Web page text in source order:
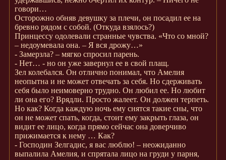
говори…
Осторожно обняв девушку за плечи, он посадил ее на
бревно рядом с собой. (Откуда взялось?)
Принцессу одолевали странные чувства. «Что со мной?
– недоумевала она. – Я вся дрожу…»
- Замерзла? – мягко спросил парень.
- Нет… - но он уже завернул ее в свой плащ.
Зел колебался. Он отлично понимал, что Амелия
неопытна и не может отвечать за себя. Но сдерживать
себя было неимоверно трудно. Он любил ее. Но любит
ли она его? Врядли. Просто жалеет. Он должен терпеть.
Но как? Когда каждую ночь ему снятся такие сны, что
он не может спать, когда, стоит ему закрыть глаза, он
видит ее лицо, когда прямо сейчас она доверчиво
прижимается к нему … Как?
- Господин Зелгадис, я вас люблю! – неожиданно
выпалила Амелия, и спрятала лицо на груди у парня,